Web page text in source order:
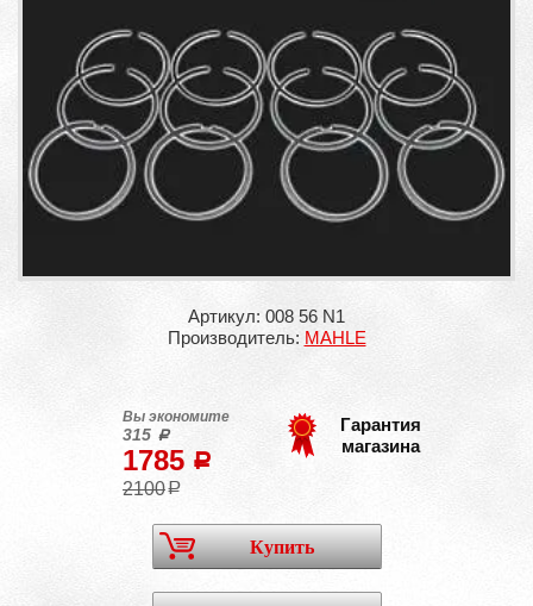
Артикул: 008 56 N1
Производитель: MAHLE
Вы экономите
315 a
1785 a
2100a
Гарантия
магазина
Купить